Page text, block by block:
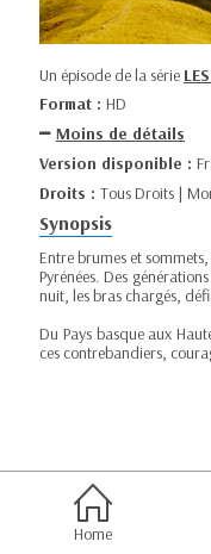
Un épisode de la série
Format : HD
Moins de détails
Version disponible :
Droits : Tous Droits |
Synopsis
Entre brumes et
Pyrénées. Des
nuit, les bras chargés,
Du Pays basque aux
ces contrebandiers,
Home